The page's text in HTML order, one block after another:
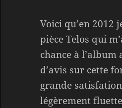
Voici qu’en 2012
pièce Telos qui
chance à
d’avis sur cette
grande
légèrement